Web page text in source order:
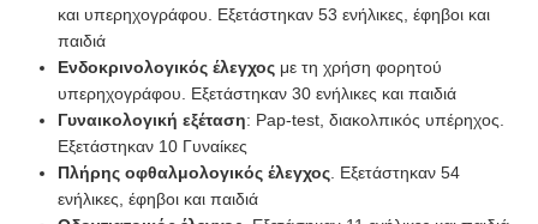
και υπερηχογράφου. Εξετάστηκαν 53 ενήλικες, έφηβοι και
παιδιά
Ενδοκρινολογικός έλεγχος με τη χρήση φορητού
υπερηχογράφου. Εξετάστηκαν 30 ενήλικες και παιδιά
Γυναικολογική εξέταση: Pap-test, διακολπικός υπέρηχος.
Eξετάστηκαν 10 Γυναίκες
Πλήρης οφθαλμολογικός έλεγχος. Εξετάστηκαν 54
ενήλικες, έφηβοι και παιδιά